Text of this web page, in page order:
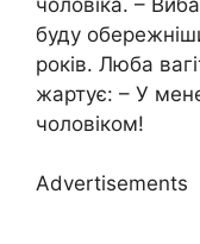
буду
років. Люба
жартує: – У
чоловіком!
Advertisements